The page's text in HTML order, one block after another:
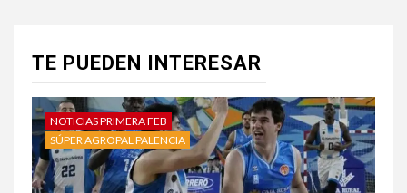
TE PUEDEN INTERESAR
NOTICIAS PRIMERA FEB
SÚPER AGROPAL PALENCIA